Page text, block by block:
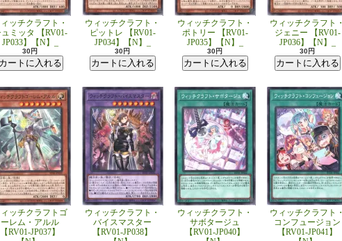
ッチクラフト・
ミッタ 【RV01-
JP033】【N】_
30円
ウィッチクラフト・
ピットレ 【RV01-
JP034】【N】_
30円
ウィッチクラフト・
ポトリー 【RV01-
JP035】【N】_
30円
ウィッチクラフト・
ジェニー 【RV01-
JP036】【N】_
30円
ッチクラフトゴ
ーレム・アルル
【RV01-JP037】
ウィッチクラフト・
バイスマスター
【RV01-JP038】
ウィッチクラフト・
サボタージュ
【RV01-JP040】
ウィッチクラフト・
コンフュージョン
【RV01-JP041】